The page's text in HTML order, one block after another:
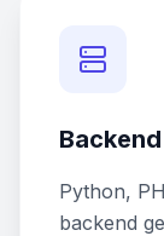
Python,
backend